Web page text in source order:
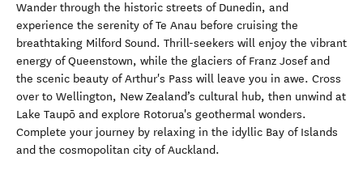
Wander through the historic streets of Dunedin, and
experience the serenity of Te Anau before cruising the
breathtaking Milford Sound. Thrill-seekers will enjoy the vibrant
energy of Queenstown, while the glaciers of Franz Josef and
the scenic beauty of Arthur's Pass will leave you in awe. Cross
over to Wellington, New Zealand’s cultural hub, then unwind at
Lake Taupō and explore Rotorua's geothermal wonders.
Complete your journey by relaxing in the idyllic Bay of Islands
and the cosmopolitan city of Auckland.